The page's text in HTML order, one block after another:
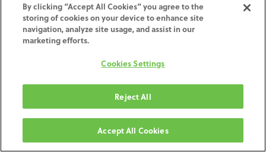
Privacyverklaring •
No Surprises Act Disclosure •
Other Websites & Mobile Apps
Welkom op de website van de ZimVie Milling and Printing Services Web Portal. De website is eigendom van
40, Ed 4 Planta 2, WTC, Cornellá de Llobregat 08940, Spanje
By clicking “Accept All Cookies” you agree to the
storing of cookies on your device to enhance site
navigation, analyze site usage, and assist in our
marketing efforts.
Cookies Settings
Reject All
Accept All Cookies